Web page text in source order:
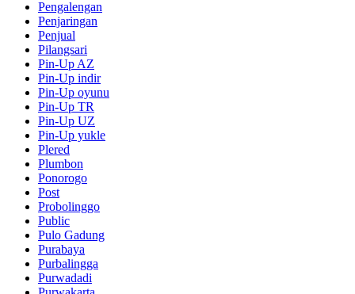
Pengalengan
Penjaringan
Penjual
Pilangsari
Pin-Up AZ
Pin-Up indir
Pin-Up oyunu
Pin-Up TR
Pin-Up UZ
Pin-Up yukle
Plered
Plumbon
Ponorogo
Post
Probolinggo
Public
Pulo Gadung
Purabaya
Purbalingga
Purwadadi